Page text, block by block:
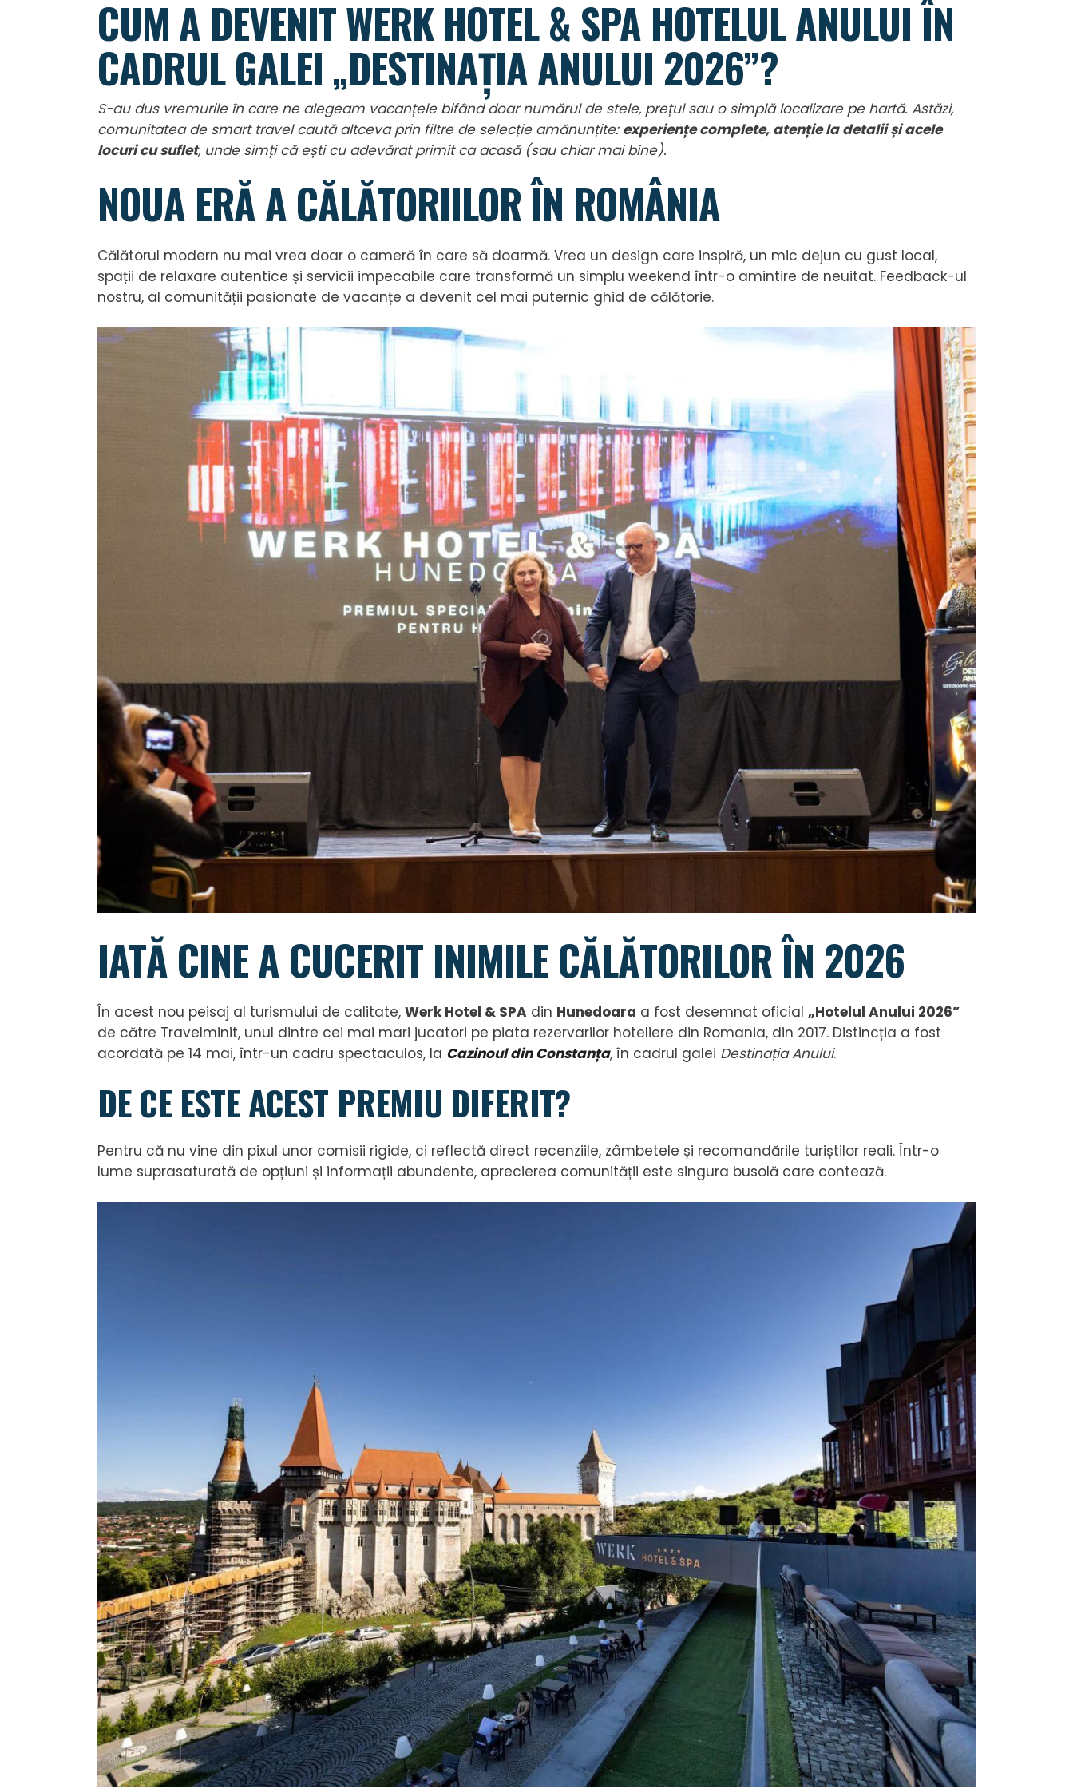
CUM A DEVENIT WERK HOTEL & SPA HOTELUL ANULUI ÎN
CADRUL GALEI „DESTINAȚIA ANULUI 2026”?
S-au dus vremurile în care ne alegeam vacanțele bifând doar numărul de stele, prețul sau o simplă localizare pe hartă. Astăzi,
comunitatea de smart travel caută altceva prin filtre de selecție amănunțite: experiențe complete, atenție la detalii și acele
locuri cu suflet, unde simți că ești cu adevărat primit ca acasă (sau chiar mai bine).
NOUA ERĂ A CĂLĂTORIILOR ÎN ROMÂNIA
Călătorul modern nu mai vrea doar o cameră în care să doarmă. Vrea un design care inspiră, un mic dejun cu gust local,
spații de relaxare autentice și servicii impecabile care transformă un simplu weekend într-o amintire de neuitat. Feedback-ul
nostru, al comunității pasionate de vacanțe a devenit cel mai puternic ghid de călătorie.
IATĂ CINE A CUCERIT INIMILE CĂLĂTORILOR ÎN 2026
În acest nou peisaj al turismului de calitate, Werk Hotel & SPA din Hunedoara a fost desemnat oficial „Hotelul Anului 2026”
de către Travelminit, unul dintre cei mai mari jucatori pe piata rezervarilor hoteliere din Romania, din 2017. Distincția a fost
acordată pe 14 mai, într-un cadru spectaculos, la Cazinoul din Constanța, în cadrul galei Destinația Anului.
DE CE ESTE ACEST PREMIU DIFERIT?
Pentru că nu vine din pixul unor comisii rigide, ci reflectă direct recenziile, zâmbetele și recomandările turiștilor reali. Într-o
lume suprasaturată de opțiuni și informații abundente, aprecierea comunității este singura busolă care contează.